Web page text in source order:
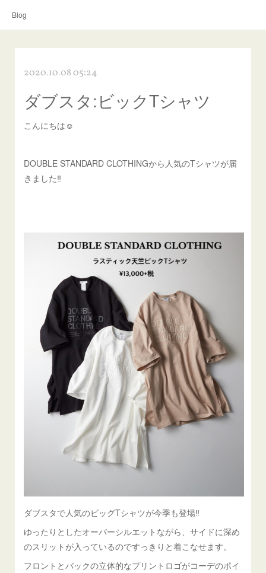
Blog
2020.10.08 05:24
ダブスタ:ビックTシャツ
こんにちは☺︎
DOUBLE STANDARD CLOTHINGから人気のTシャツが届
きました‼️
ダブスタで人気のビッグTシャツが今季も登場‼️
ゆったりとしたオーバーシルエットながら、サイドに深め
のスリットが入っているのですっきりと着こなせます。
フロントとバックの立体的なプリントロゴがコーデのポイ